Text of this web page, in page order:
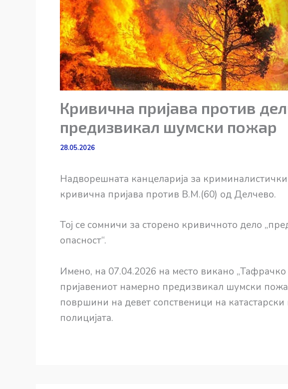
Кривична пријава против
предизвикал шумски пожар
28.05.2026
Надворешната канцеларија за
кривична пријава против В.М.(60) од Делчево.
Тој се сомничи за сторено кривичното дело
опасност“.
Имено, на 07.04.2026 на место викано „Тафрачко
пријавениот намерно предизвикал шумски
површини на девет сопственици на
полицијата.